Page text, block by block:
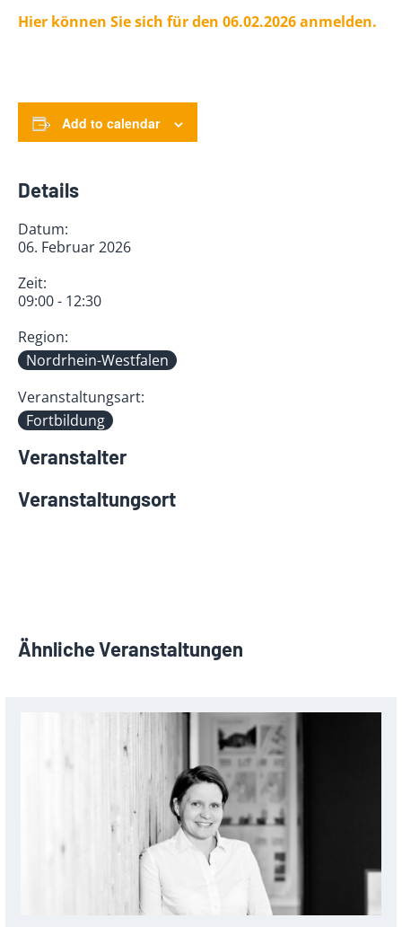
Hier können Sie sich für den 06.02.2026anmelden.
Add to calendar
Details
Datum:
06. Februar 2026
Zeit:
09:00 - 12:30
Region:
Nordrhein-Westfalen
Veranstaltungsart:
Fortbildung
Veranstalter
Veranstaltungsort
Ähnliche Veranstaltungen